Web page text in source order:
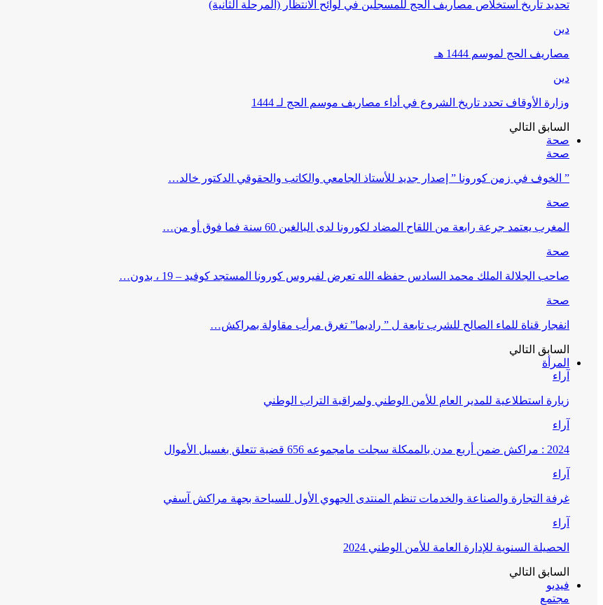
تحديد تاريخ استخلاص مصاريف الحج للمسجلين في لوائح الانتظار (المرحلة الثانية)
دين
مصاريف الحج لموسم 1444 هـ
دين
وزارة الأوقاف تحدد تاريخ الشروع في أداء مصاريف موسم الحج لـ 1444
السابق التالي
صحة
صحة
” الخوف في زمن كورونا ” إصدار جديد للأستاذ الجامعي والكاتب والحقوقي الدكتور خالد…
صحة
المغرب يعتمد جرعة رابعة من اللقاح المضاد لكورونا لدى البالغين 60 سنة فما فوق أو من…
صحة
صاحب الجلالة الملك محمد السادس حفظه الله تعرض لفيروس كورونا المستجد كوفيد – 19 ، بدون…
صحة
انفجار قناة للماء الصالح للشرب تابعة ل ” راديما” تغرق مرأب مقاولة بمراكش…
السابق التالي
المرأة
آراء
زيارة استطلاعية للمدير العام للأمن الوطني ولمراقبة التراب الوطني
آراء
2024 : مراكش ضمن أربع مدن بالممكلة سجلت مامجموعه 656 قضية تتعلق بغسيل الأموال
آراء
غرفة التجارة والصناعة والخدمات تنظم المنتدى الجهوي الأول للسياحة بجهة مراكش آسفي
آراء
الحصيلة السنوية للإدارة العامة للأمن الوطني 2024
السابق التالي
فيديو
مجتمع